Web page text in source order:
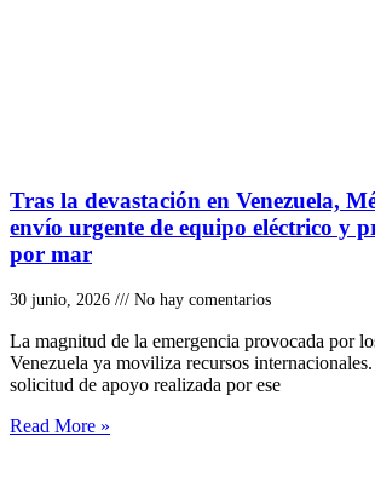
Tras la devastación en Venezuela,
envío urgente de equipo eléctrico y
por mar
30 junio, 2026 No hay comentarios
La magnitud de la emergencia provocada por
Venezuela ya moviliza recursos
solicitud de apoyo realizada por ese
Read More »